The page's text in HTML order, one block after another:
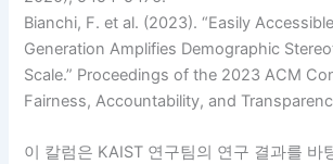
Bianchi, F. et al. (2023). “Easily
Generation Amplifies Demographic
Scale.” Proceedings of the 2023 ACM
Fairness, Accountability, and
이 칼럼은 KAIST 연구팀의 연구 결과를 바